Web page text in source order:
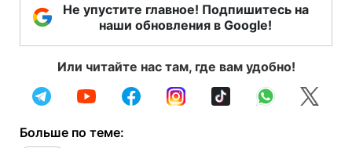
Не упустите главное! Подпишитесь на
наши обновления в Google!
Или читайте нас там, где вам удобно!
Больше по теме: